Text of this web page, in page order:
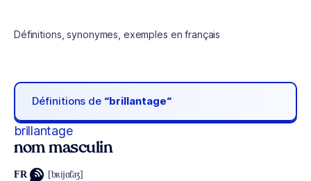
Définitions, synonymes, exemples en français
Définitions de “brillantage“
brillantage
nom masculin
FR [bʀijɑ̃taʒ]